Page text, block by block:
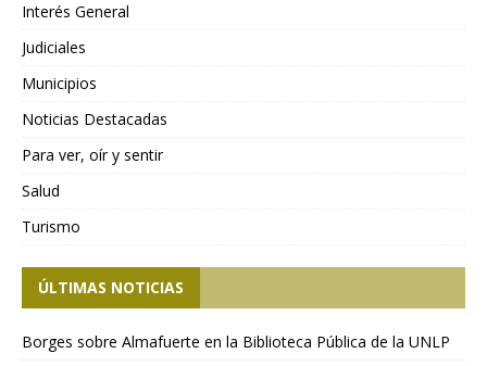
Interés General
Judiciales
Municipios
Noticias Destacadas
Para ver, oír y sentir
Salud
Turismo
ÚLTIMAS NOTICIAS
Borges sobre Almafuerte en la Biblioteca Pública de la UNLP